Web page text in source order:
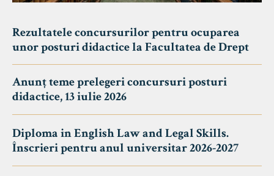
Rezultatele concursurilor pentru ocuparea
unor posturi didactice la Facultatea de Drept
Anunț teme prelegeri concursuri posturi
didactice, 13 iulie 2026
Diploma in English Law and Legal Skills.
Înscrieri pentru anul universitar 2026-2027